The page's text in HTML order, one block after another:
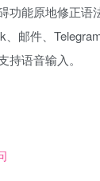
功能原地修正语
、邮件、
语音输入。